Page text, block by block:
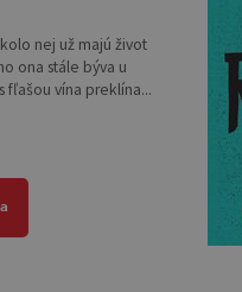
nej už majú život
ona stále býva u
fľašou vína preklína...